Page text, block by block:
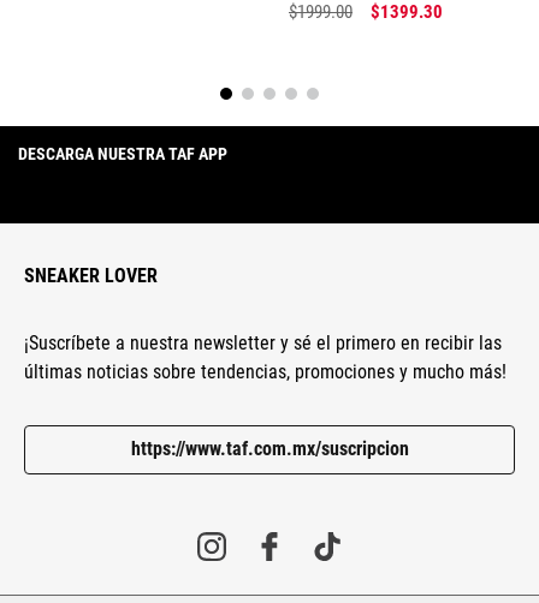
$1999.00 $1399.30
DESCARGA NUESTRA TAF APP
SNEAKER LOVER
¡Suscríbete a nuestra newsletter y sé el primero en recibir las
últimas noticias sobre tendencias, promociones y mucho más!
https://www.taf.com.mx/suscripcion